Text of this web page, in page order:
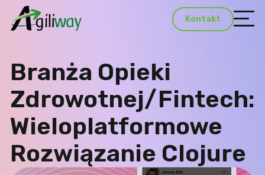
Kontakt
Branża Opieki
Zdrowotnej/Fintech:
Wieloplatformowe
Rozwiązanie Clojure